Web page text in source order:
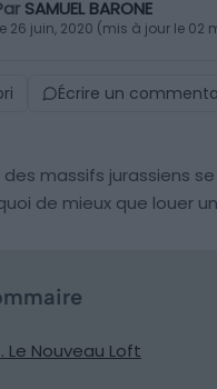
SAMUEL BARONE
26 juin, 2020 (mis à jour le 02
Écrire un
des massifs jurassiens
de mieux que louer
Le Nouveau Loft